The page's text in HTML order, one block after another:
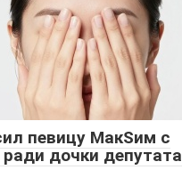
певицу МакSим с
дочки депутата